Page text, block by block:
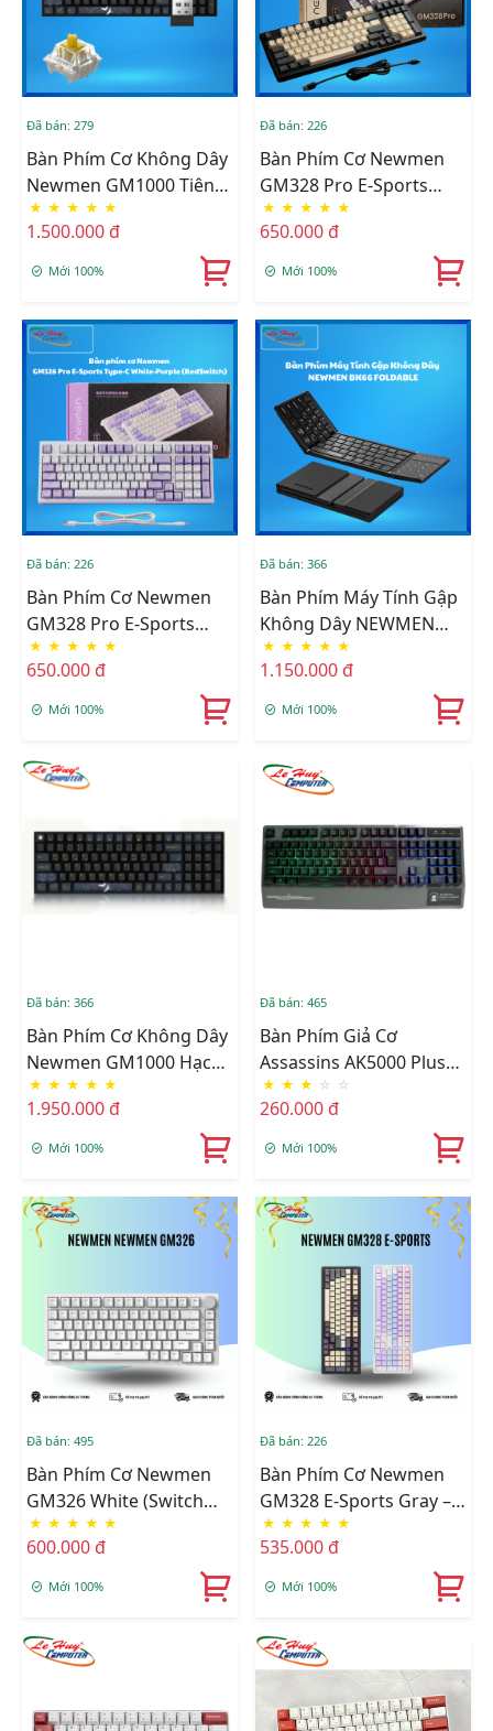
Đã bán: 279
Bàn Phím Cơ Không Dây
Newmen GM1000 Tiên
Hạc-Trăng Mây (G-Pro
Yelow)
★ ★ ★ ★ ★
1.500.000 đ
Mới 100%
Đã bán: 226
Bàn Phím Cơ Newmen
GM328 Pro E-Sports
Type-C White-Grey
(RedSwitch)
★ ★ ★ ★ ★
650.000 đ
Mới 100%
Đã bán: 226
Bàn Phím Cơ Newmen
GM328 Pro E-Sports
Type-C White-Purple
(RedSwitch)
★ ★ ★ ★ ★
650.000 đ
Mới 100%
Đã bán: 366
Bàn Phím Máy Tính Gập
Không Dây NEWMEN
BK66 FOLDABLE
★ ★ ★ ★ ★
1.150.000 đ
Mới 100%
Đã bán: 366
Bàn Phím Cơ Không Dây
Newmen GM1000 Hạc
Vũ Ánh Trăng
★ ★ ★ ★ ★
1.950.000 đ
Mới 100%
Đã bán: 465
Bàn Phím Giả Cơ
Assassins AK5000 Plus
Led Gaming (Xám)
★ ★ ★ ☆ ☆
260.000 đ
Mới 100%
Đã bán: 495
Bàn Phím Cơ Newmen
GM326 White (Switch
Brown/Blue)
★ ★ ★ ★ ★
600.000 đ
Mới 100%
Đã bán: 226
Bàn Phím Cơ Newmen
GM328 E-Sports Gray –
White (Switch Red/Blue)
★ ★ ★ ★ ★
535.000 đ
Mới 100%